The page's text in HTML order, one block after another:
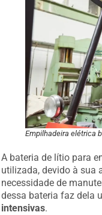
Empilhadeira elétrica
A bateria de lítio para
utilizada, devido à sua
necessidade de
dessa bateria faz dela
intensivas.